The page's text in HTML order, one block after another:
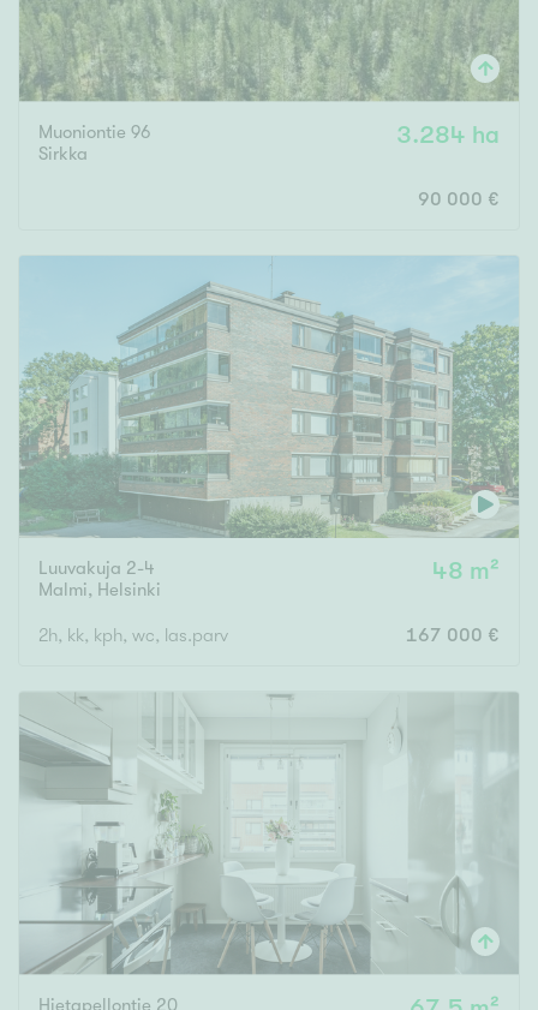
Muoniontie 96
Sirkka
3.284 ha
90 000 €
Luuvakuja 2-4
Malmi, Helsinki
48 m²
2h, kk, kph, wc, las.parv 167 000 €
Hietapellontie 20